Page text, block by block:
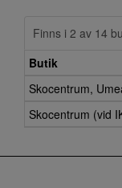
Finns i 2 av 14
Butik
Skocentrum,
Skocentrum (vid